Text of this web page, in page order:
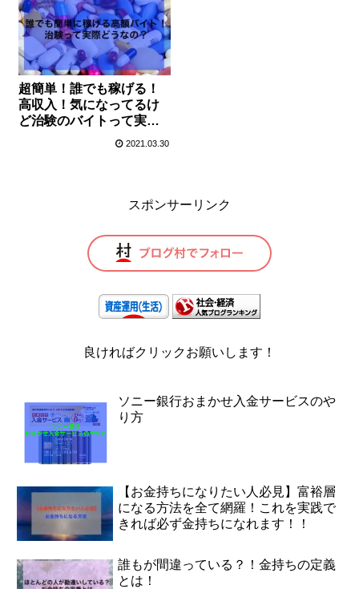
超簡単！誰でも稼げる！
高収入！気になってるけ
ど治験のバイトって実際
2021.03.30
スポンサーリンク
良ければクリックお願いします！
ソニー銀行おまかせ入金サービスのや
り方
【お金持ちになりたい人必見】富裕層
になる方法を全て網羅！これを実践で
きれば必ず金持ちになれます！！
誰もが間違っている？！金持ちの定義
とは！